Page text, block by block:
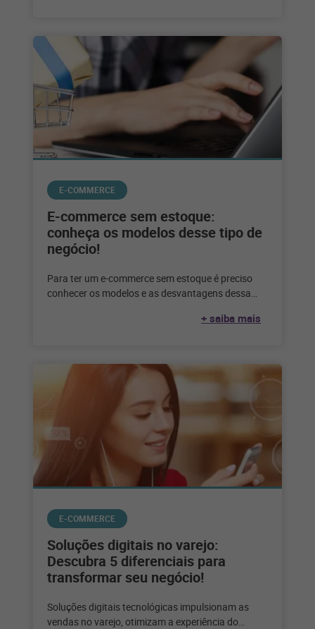
E-COMMERCE
E-commerce sem estoque:
conheça os modelos desse tipo de
negócio!
Para ter um e-commerce sem estoque é preciso
conhecer os modelos e as desvantagens dessa
+ saiba mais
E-COMMERCE
Soluções digitais no varejo:
Descubra 5 diferenciais para
transformar seu negócio!
Soluções digitais tecnológicas impulsionam as
vendas no varejo, otimizam a experiência do